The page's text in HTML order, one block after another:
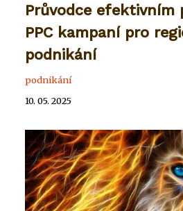
Průvodce efektivním
PPC kampaní pro
podnikání
podnikání
10. 05. 2025